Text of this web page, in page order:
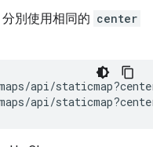
別使用相同的 center
api/
api/